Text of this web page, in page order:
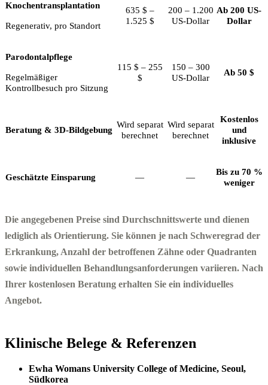
Knochentransplantation
Regenerativ, pro Standort
635 $ –
1.525 $
200 – 1.200
US-Dollar
Ab 200 US-
Dollar
Parodontalpflege
Regelmäßiger
Kontrollbesuch pro Sitzung
115 $ – 255
$
150 – 300
US-Dollar
Ab 50 $
Beratung & 3D-Bildgebung
Wird separat
berechnet
Wird separat
berechnet
Kostenlos
und
inklusive
Geschätzte Einsparung — —
Bis zu 70 %
weniger
Die angegebenen Preise sind Durchschnittswerte und dienen
lediglich als Orientierung. Sie können je nach Schweregrad der
Erkrankung, Anzahl der betroffenen Zähne oder Quadranten
sowie individuellen Behandlungsanforderungen variieren. Nach
Ihrer kostenlosen Beratung erhalten Sie ein individuelles
Angebot.
Klinische Belege & Referenzen
Ewha Womans University College of Medicine, Seoul,
Südkorea